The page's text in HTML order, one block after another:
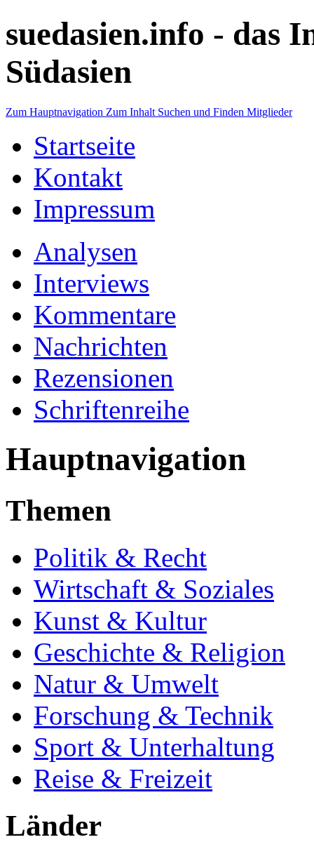
suedasien.info - das
Südasien
Zum Hauptnavigation Zum Inhalt Suchen und Finden Mitglieder
Startseite
Kontakt
Impressum
Analysen
Interviews
Kommentare
Nachrichten
Rezensionen
Schriftenreihe
Hauptnavigation
Themen
Politik & Recht
Wirtschaft & Soziales
Kunst & Kultur
Geschichte & Religion
Natur & Umwelt
Forschung & Technik
Sport & Unterhaltung
Reise & Freizeit
Länder